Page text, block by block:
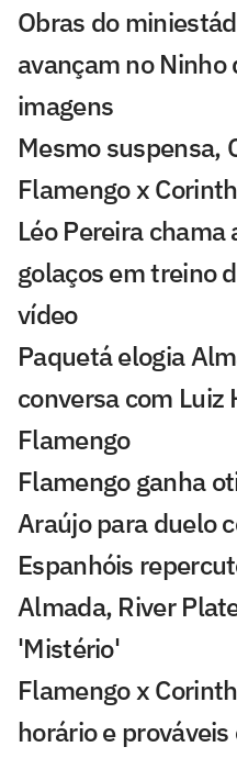
Obras do
avançam no Ninho
imagens
Mesmo suspensa,
Flamengo x
Léo Pereira
golaços em treino
vídeo
Paquetá elogia
conversa com Luiz
Flamengo
Flamengo ganha
Araújo para duelo
Espanhóis
Almada, River
'Mistério'
Flamengo x
horário e